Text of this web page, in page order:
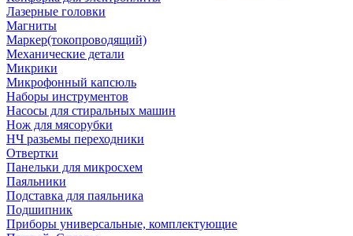
Лазерные головки
Магниты
Маркер(токопроводящий)
Механические детали
Микрики
Микрофонный капсюль
Наборы инструментов
Насосы для стиральных машин
Нож для мясорубки
НЧ разьемы переходники
Отвертки
Панельки для микросхем
Паяльники
Подставка для паяльника
Подшипник
Приборы универсальные, комплектующие